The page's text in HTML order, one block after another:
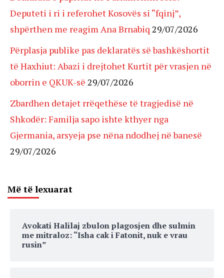
Deputeti i ri i referohet Kosovës si “fqinj”,
shpërthen me reagim Ana Brnabiq 29/07/2026
Përplasja publike pas deklaratës së bashkëshortit
të Haxhiut: Abazi i drejtohet Kurtit për vrasjen në
oborrin e QKUK-së 29/07/2026
Zbardhen detajet rrëqethëse të tragjedisë në
Shkodër: Familja sapo ishte kthyer nga
Gjermania, arsyeja pse nëna ndodhej në banesë
29/07/2026
Më të lexuarat
Avokati Halilaj zbulon plagosjen dhe sulmin
me mitraloz: “Isha cak i Fatonit, nuk e vrau
rusin”